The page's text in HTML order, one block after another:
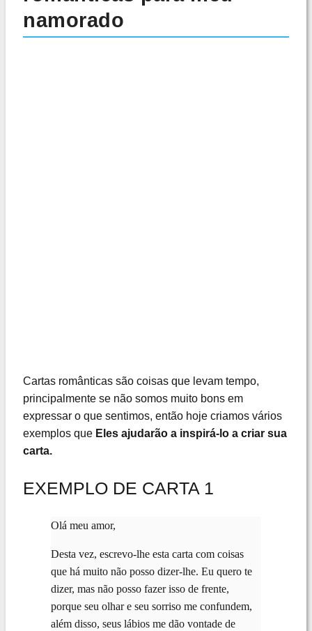
namorado
Cartas românticas são coisas que levam tempo,
principalmente se não somos muito bons em
expressar o que sentimos, então hoje criamos vários
exemplos que Eles ajudarão a inspirá-lo a criar sua
carta.
EXEMPLO DE CARTA 1
Olá meu amor,
Desta vez, escrevo-lhe esta carta com coisas
que há muito não posso dizer-lhe. Eu quero te
dizer, mas não posso fazer isso de frente,
porque seu olhar e seu sorriso me confundem,
além disso, seus lábios me dão vontade de